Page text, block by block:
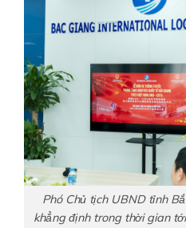
Phó Chủ tịch UBND tỉnh
khẳng định trong thời gian